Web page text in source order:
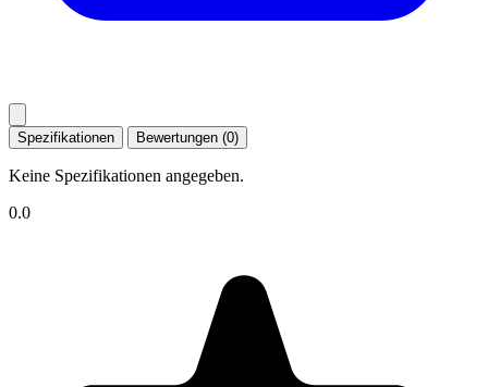
Spezifikationen Bewertungen (0)
Keine Spezifikationen angegeben.
0.0